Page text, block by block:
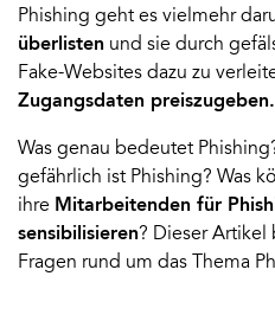
Phishing geht es vielmehr
überlisten und sie durch
Fake-Websites dazu zu
Zugangsdaten preiszugeben.
Was genau bedeutet
gefährlich ist Phishing? Was
ihre Mitarbeitenden für
sensibilisieren? Dieser Artikel
Fragen rund um das Thema